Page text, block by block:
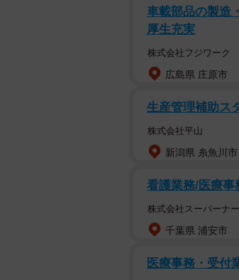
生を前に、面接官
で、どこかで聞いた
獄そのものでした。
捨て、内心で毒づい
車載部品の製造
厚生充実
株式会社フジワーク
広島県 庄原市
生産管理補助ス
株式会社平山
新潟県 糸魚川市
看護業務/医療
株式会社スーパーナ
千葉県 浦安市
医療事務・受付